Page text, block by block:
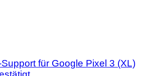
für Google Pixel 3 (XL)